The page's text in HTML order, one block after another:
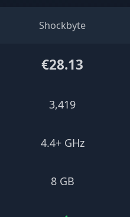
Shockbyte
€28.13
3,419
4.4+ GHz
8 GB